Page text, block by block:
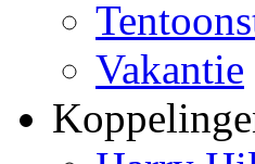
Vakantie